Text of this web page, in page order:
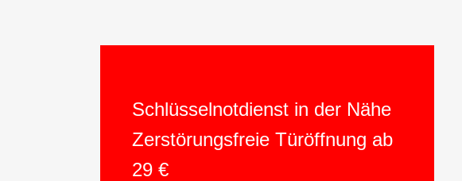
Schlüsselnotdienst in der Nähe
Zerstörungsfreie Türöffnung ab
29 €